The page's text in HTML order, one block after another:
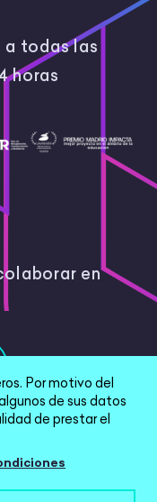
a todas las
horas
en
|Política de
|Política de
Por motivo del
de sus datos
de prestar el